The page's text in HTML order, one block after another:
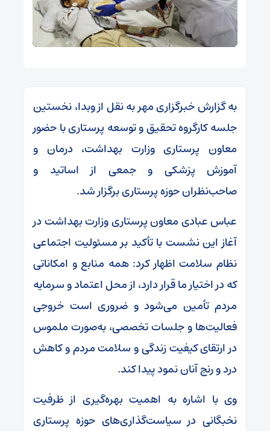
به گزارش خبرگزاری مهر به نقل از وبدا، نخستین
جلسه کارگروه تحقیق و توسعه پرستاری با حضور
معاون پرستاری وزارت بهداشت، درمان و
آموزش پزشکی و جمعی از اساتید و
صاحب‌نظران حوزه پرستاری برگزار شد.
عباس عبادی معاون پرستاری وزارت بهداشت در
آغاز این نشست با تأکید بر مسئولیت اجتماعی
نظام سلامت اظهار کرد: همه منابع و امکاناتی
که در اختیار ما قرار دارد، از محل اعتماد و سرمایه
مردم تأمین می‌شود و ضروری است خروجی
فعالیت‌ها و جلسات تخصصی، به‌صورت ملموس
در ارتقای کیفیت زندگی و سلامت مردم و کاهش
درد و رنج آنان نمود پیدا کند.
وی با اشاره به اهمیت بهره‌گیری از ظرفیت
نخبگانی در سیاست‌گذاری‌های حوزه پرستاری